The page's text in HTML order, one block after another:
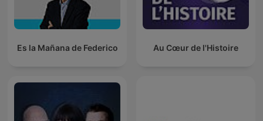
Es la Mañana de Federico Au Cœur de l'Histoire